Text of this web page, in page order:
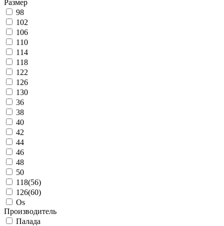
Размер
98
102
106
110
114
118
122
126
130
36
38
40
42
44
46
48
50
118(56)
126(60)
Os
Производитель
Палада